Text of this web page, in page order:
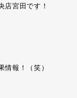
店宮田です！
報！（笑）